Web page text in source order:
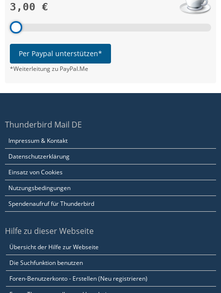
3,00 €
Per Paypal unterstützen*
*Weiterleitung zu PayPal.Me
Thunderbird Mail DE
Impressum & Kontakt
Datenschutzerklärung
Einsatz von Cookies
Nutzungsbedingungen
Spendenaufruf für Thunderbird
Hilfe zu dieser Webseite
Übersicht der Hilfe zur Webseite
Die Suchfunktion benutzen
Foren-Benutzerkonto - Erstellen (Neu registrieren)